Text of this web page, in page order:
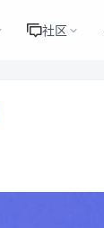
社区